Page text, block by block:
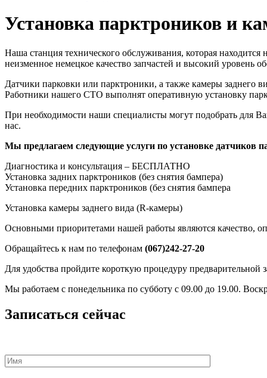
Установка парктроников и
Наша станция технического обслуживания, которая
неизменное немецкое качество запчастей и высокий уровень
Датчики парковки или парктроники, а также камеры заднего
Работники нашего СТО выполнят оперативную установку
При необходимости наши специалисты могут подобрать для
нас.
Мы предлагаем следующие услуги по установке датчиков
Диагностика и консультация – БЕСПЛАТНО
Установка задних парктроников (без снятия бампера)
Установка передних парктроников (без снятия бампера
Установка камеры заднего вида (R-камеры)
Основными приоритетами нашей работы являются качество,
Обращайтесь к нам по телефонам (067)242-27-20
Для удобства пройдите короткую процедуру
Мы работаем с понедельника по субботу с 09.00 до 19.00.
Записаться сейчас